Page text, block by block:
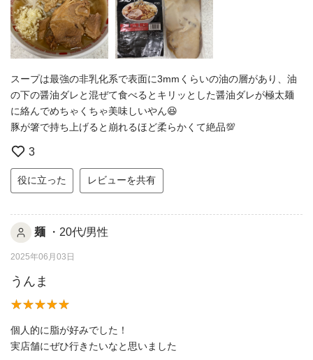
スープは最強の非乳化系で表面に3mmくらいの油の層があり、油
の下の醤油ダレと混ぜて食べるとキリッとした醤油ダレが極太麺
に絡んでめちゃくちゃ美味しいやん😆
豚が箸で持ち上げると崩れるほど柔らかくて絶品💯
3
役に立った レビューを共有
麺 ・20代/男性
2025年06月03日
うんま
個人的に脂が好みでした！
実店舗にぜひ行きたいなと思いました